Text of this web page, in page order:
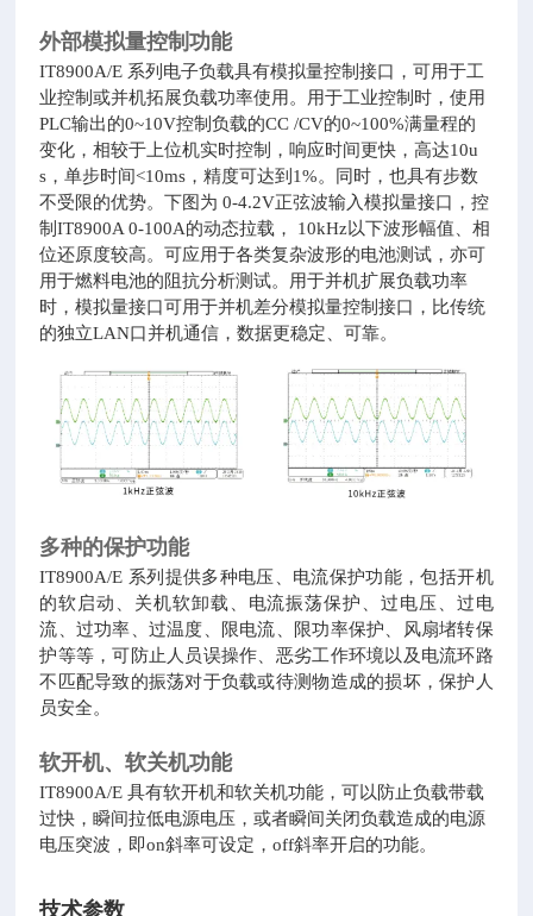
外部模拟量控制功能
IT8900A/E 系列电子负载具有模拟量控制接口，可用于工
业控制或并机拓展负载功率使用。 用于工业控制时，使用
PLC输出的0~10V控制负载的CC /CV的0~100%满量程的
变化，相较于上位机实时控制，响应时间更快，高达10u
s，单步时间<10ms，精度可达到1%。同时，也具有步数
不受限的优势。下图为 0-4.2V正弦波输入模拟量接口，控
制IT8900A 0-100A的动态拉载， 10kHz以下波形幅值、相
位还原度较高。可应用于各类复杂波形的电池测试，亦可
用于燃料电池的阻抗分析测试。 用于并机扩展负载功率
时，模拟量接口可用于并机差分模拟量控制接口，比传统
的独立LAN口并机通信，数据更稳定、可靠。
多种的保护功能
IT8900A/E 系列提供多种电压、电流保护功能，包括开机
的软启动、关机软卸载、电流振荡保护、过电压、过电
流、过功率、过温度、限电流、限功率保护、风扇堵转保
护等等，可防止人员误操作、恶劣工作环境以及电流环路
不匹配导致的振荡对于负载或待测物造成的损坏，保护人
员安全。
软开机、软关机功能
IT8900A/E 具有软开机和软关机功能，可以防止负载带载
过快，瞬间拉低电源电压，或者瞬间关闭负载造成的电源
电压突波，即on斜率可设定，off斜率开启的功能。
技术参数